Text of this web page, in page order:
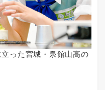
った宮城・泉館山高の